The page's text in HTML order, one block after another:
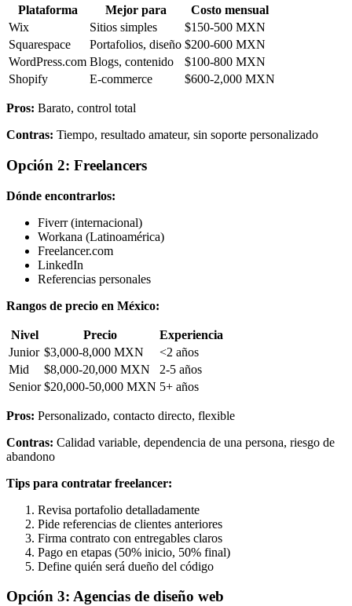
Plataforma Mejor para
Costo mensual
Wix
Sitios simples
$150-500 MXN
Squarespace
Portafolios, diseño $200-600 MXN
WordPress.com Blogs, contenido
$100-800 MXN
Shopify
E-commerce $600-2,000 MXN
Pros: Barato, control total
Contras: Tiempo, resultado amateur, sin soporte personalizado
Opción 2: Freelancers
Dónde encontrarlos:
Fiverr (internacional)
Workana (Latinoamérica)
Freelancer.com
LinkedIn
Referencias personales
Rangos de precio en México:
Nivel Precio
Experiencia
Junior $3,000-8,000 MXN
<2 años
Mid
$8,000-20,000 MXN
2-5 años
Senior $20,000-50,000 MXN 5+ años
Pros: Personalizado, contacto directo, flexible
Contras: Calidad variable, dependencia de una persona, riesgo de
abandono
Tips para contratar freelancer:
Revisa portafolio detalladamente
Pide referencias de clientes anteriores
Firma contrato con entregables claros
Pago en etapas (50% inicio, 50% final)
Define quién será dueño del código
Opción 3: Agencias de diseño web